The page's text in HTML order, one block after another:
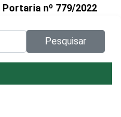
Portaria nº 779/2022
Pesquisar